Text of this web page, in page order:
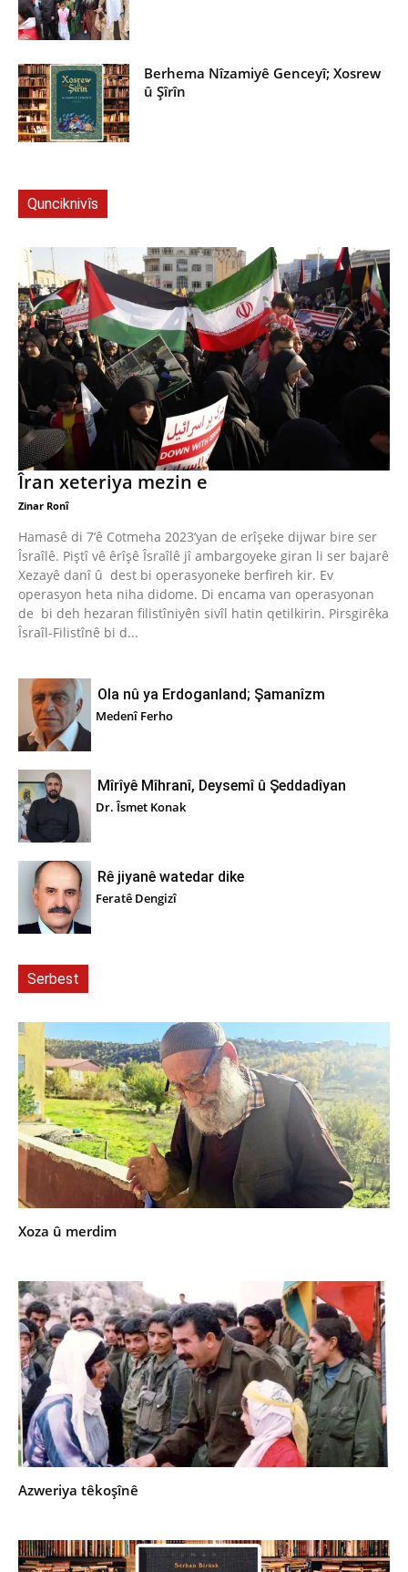
Berhema Nîzamiyê Genceyî; Xosrew
û Şîrîn
Qunciknivîs
Îran xeteriya mezin e
Zinar Ronî
Hamasê di 7’ê Cotmeha 2023’yan de erîşeke dijwar bire ser
Îsraîlê. Piştî vê êrîşê Îsraîlê jî ambargoyeke giran li ser bajarê
Xezayê danî û dest bi operasyoneke berfireh kir. Ev
operasyon heta niha didome. Di encama van operasyonan
de bi deh hezaran filistîniyên sivîl hatin qetilkirin. Pirsgirêka
Îsraîl-Filistînê bi d...
Ola nû ya Erdoganland; Şamanîzm
Medenî Ferho
Mîrîyê Mîhranî, Deysemî û Şeddadîyan
Dr. Îsmet Konak
Rê jiyanê watedar dike
Feratê Dengizî
Serbest
Xoza û merdim
Azweriya têkoşînê